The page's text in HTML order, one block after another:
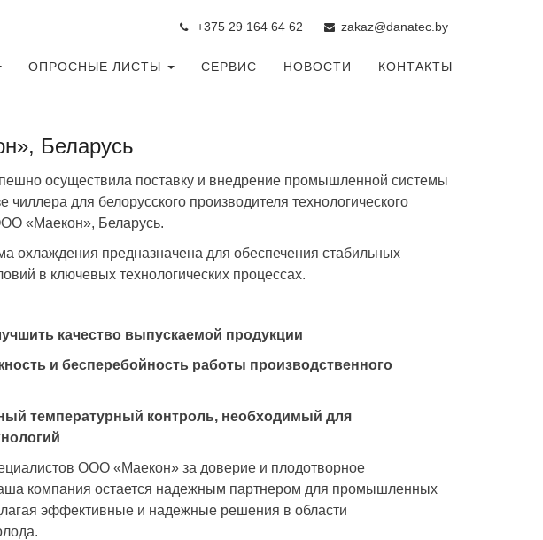
+375 29 164 64 62 zakaz@danatec.by
ОПРОСНЫЕ ЛИСТЫ СЕРВИС НОВОСТИ КОНТАКТЫ
Беларусь
осуществила поставку и внедрение промышленной системы
чиллера для белорусского производителя технологического
«Маекон», Беларусь.
охлаждения предназначена для обеспечения стабильных
в ключевых технологических процессах.
качество выпускаемой продукции
и бесперебойность работы производственного
температурный контроль, необходимый для
ООО «Маекон» за доверие и плодотворное
компания остается надежным партнером для промышленных
эффективные и надежные решения в области